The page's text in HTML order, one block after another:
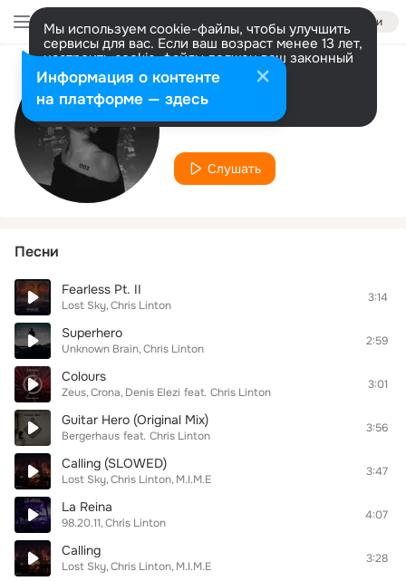
Войти
Мы используем cookie-файлы, чтобы улучшить
сервисы для вас. Если ваш возраст менее 13 лет,
настроить cookie-файлы должен ваш законный
представитель. Больше информации
Разрешить все Настроить
Исполнитель
Chris Linton
Слушать
Песни
Fearless Pt. II
Lost Sky Chris Linton
3:14
Superhero
Unknown Brain Chris Linton
2:59
Colours
Zeus Crona Denis Elezi feat. Chris Linton
3:01
Guitar Hero (Original Mix)
Bergerhaus feat. Chris Linton
3:56
Calling (SLOWED)
Lost Sky Chris Linton M.I.M.E
3:47
La Reina
98.20.11 Chris Linton
4:07
Calling
Lost Sky Chris Linton M.I.M.E
3:28
Информация о контенте
на платформе — здесь